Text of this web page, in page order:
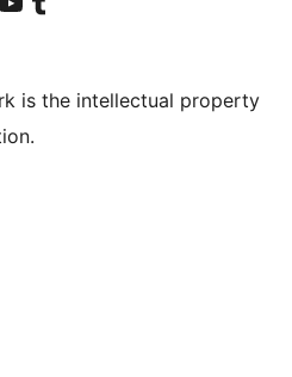
is the intellectual property